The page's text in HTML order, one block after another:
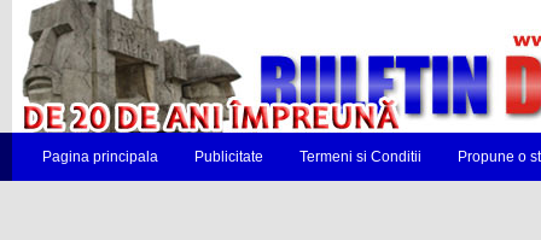
Pagina principala Publicitate Termeni si Conditii Propune o